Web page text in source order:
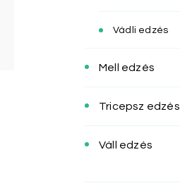
Vádli edzés
Mell edzés
Tricepsz edzés
Váll edzés